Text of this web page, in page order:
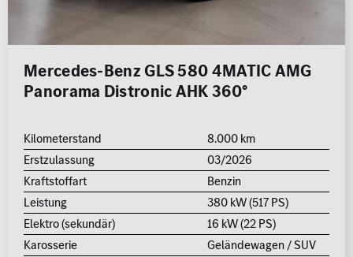
Mercedes-Benz GLS 580 4MATIC AMG
Panorama Distronic AHK 360°
Kilometerstand
8.000 km
Erstzulassung
03/2026
Kraftstoffart
Benzin
Leistung
380 kW (517 PS)
Elektro (sekundär)
16 kW (22 PS)
Karosserie
Geländewagen / SUV